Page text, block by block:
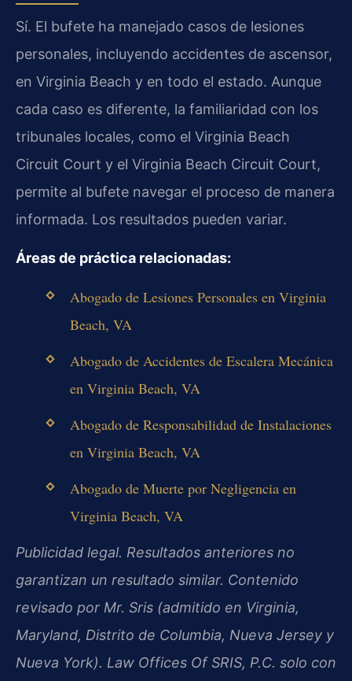
Sí. El bufete ha manejado casos de lesiones
personales, incluyendo accidentes de ascensor,
en Virginia Beach y en todo el estado. Aunque
cada caso es diferente, la familiaridad con los
tribunales locales, como el Virginia Beach
Circuit Court y el Virginia Beach Circuit Court,
permite al bufete navegar el proceso de manera
informada. Los resultados pueden variar.
Áreas de práctica relacionadas:
Abogado de Lesiones Personales en Virginia
Beach, VA
Abogado de Accidentes de Escalera Mecánica
en Virginia Beach, VA
Abogado de Responsabilidad de Instalaciones
en Virginia Beach, VA
Abogado de Muerte por Negligencia en
Virginia Beach, VA
Publicidad legal. Resultados anteriores no
garantizan un resultado similar. Contenido
revisado por Mr. Sris (admitido en Virginia,
Maryland, Distrito de Columbia, Nueva Jersey y
Nueva York). Law Offices Of SRIS, P.C. solo con